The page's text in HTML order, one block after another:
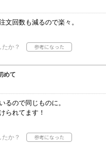
文回数も減るので楽々。
か？
めて
るので同じものに。
られてます！
か？